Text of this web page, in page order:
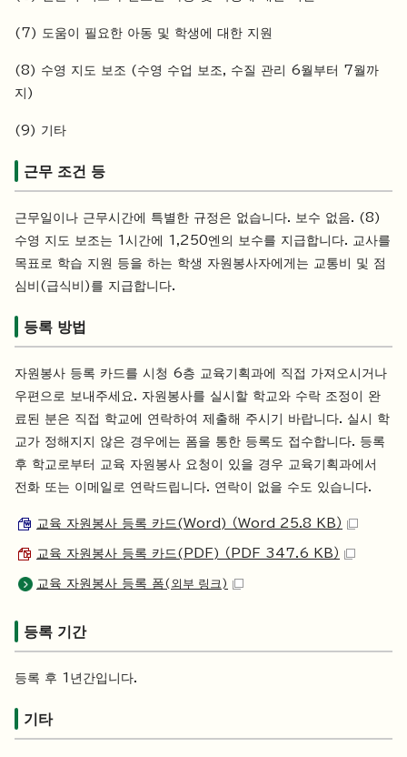
(7) 도움이 필요한 아동 및 학생에 대한 지원
(8) 수영 지도 보조 (수영 수업 보조, 수질 관리 6월부터 7월까
지)
(9) 기타
근무 조건 등
근무일이나 근무시간에 특별한 규정은 없습니다. 보수 없음. (8)
수영 지도 보조는 1시간에 1,250엔의 보수를 지급합니다. 교사를
목표로 학습 지원 등을 하는 학생 자원봉사자에게는 교통비 및 점
심비(급식비)를 지급합니다.
등록 방법
자원봉사 등록 카드를 시청 6층 교육기획과에 직접 가져오시거나
우편으로 보내주세요. 자원봉사를 실시할 학교와 수락 조정이 완
료된 분은 직접 학교에 연락하여 제출해 주시기 바랍니다. 실시 학
교가 정해지지 않은 경우에는 폼을 통한 등록도 접수합니다. 등록
후 학교로부터 교육 자원봉사 요청이 있을 경우 교육기획과에서
전화 또는 이메일로 연락드립니다. 연락이 없을 수도 있습니다.
교육 자원봉사 등록 카드(Word) （Word 25.8 KB）
교육 자원봉사 등록 카드(PDF) （PDF 347.6 KB）
교육 자원봉사 등록 폼(외부 링크)
등록 기간
등록 후 1년간입니다.
기타